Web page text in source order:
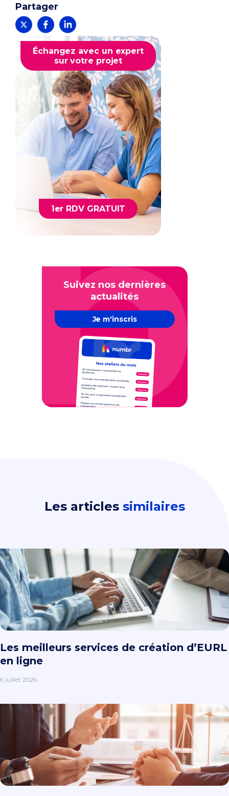
Partager
Échangez avec un expert
sur votre projet
1er RDV GRATUIT
Suivez nos dernières
actualités
Je m'inscris
Les articles similaires
Les meilleurs services de création d’EURL
en ligne
6 juillet 2026